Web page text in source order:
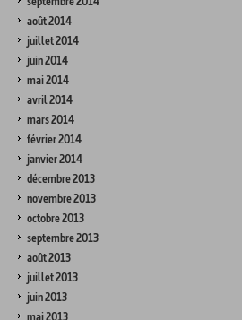
août 2014
juillet 2014
juin 2014
mai 2014
avril 2014
mars 2014
février 2014
janvier 2014
décembre 2013
novembre 2013
octobre 2013
septembre 2013
août 2013
juillet 2013
juin 2013